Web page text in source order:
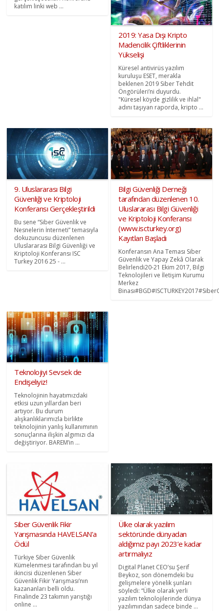
katılım linki web ...
2019: Yasa Dışı Kripto
Madencilik Çiftliklerinin
Yükselişi
Küresel antivirüs yazılım
kuruluşu ESET, merakla
beklenen 2019 Siber Tehdit
Öngörüleri’ni duyurdu.
"Küresel köyde gizlilik ve ihlal"
adını taşıyan raporda, kripto ...
9. Uluslararası Bilgi
Güvenliği ve Kriptoloji
Konferansı Gerçekleştirildi
Bu sene “Siber Güvenlik ve
Nesnelerin İnterneti” temasıyla
dokuzuncusu düzenlenen
Uluslararası Bilgi Güvenliği ve
Kriptoloji Konferansı ISC
Turkey 2016 25 - ...
Bilgi Güvenliği Derneği
tarafından düzenlenen 10.
Uluslararası Bilgi Güvenliği
ve Kriptoloji Konferansı
(www.iscturkey.org)
Kayıtları Başladı
Konferansın Ana Teması Siber
Güvenlik ve Yapay Zekâ Olarak
Belirlendi20-21 Ekim 2017, Bilgi
Teknolojileri ve İletişim Kurumu
Merkez
Teknolojiyi Sevsek de
Endişeliyiz!
Teknolojinin hayatımızdaki
etkisi uzun yıllardan beri
artıyor. Bu durum
alışkanlıklarımızla birlikte
teknolojinin yanlış kullanımının
sonuçlarına ilişkin algımızı da
değiştiriyor. BAREM’in ...
Siber Güvenlik Fikir
Yarışmasında HAVELSAN’a
Ödül
Türkiye Siber Güvenlik
Kümelenmesi tarafından bu yıl
ikincisi düzenlenen Siber
Güvenlik Fikir Yarışması’nın
kazananları belli oldu.
Finalinde 23 takımın yarıştığı
online ...
Ülke olarak yazılım
sektöründe dünyadan
aldığımız payı 2023’e kadar
artırmalıyız
Digital Planet CEO’su Şerif
Beykoz, son dönemdeki bu
gelişmelere yönelik şunları
söyledi: “Ülke olarak yerli
yazılım teknolojilerinde dünya
yazılımından sadece binde ...